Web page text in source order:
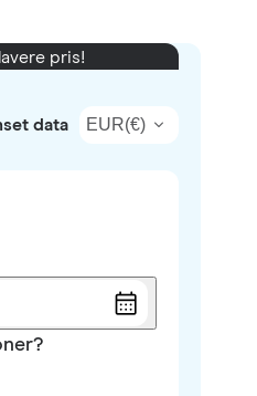
pris!
data EUR(€)